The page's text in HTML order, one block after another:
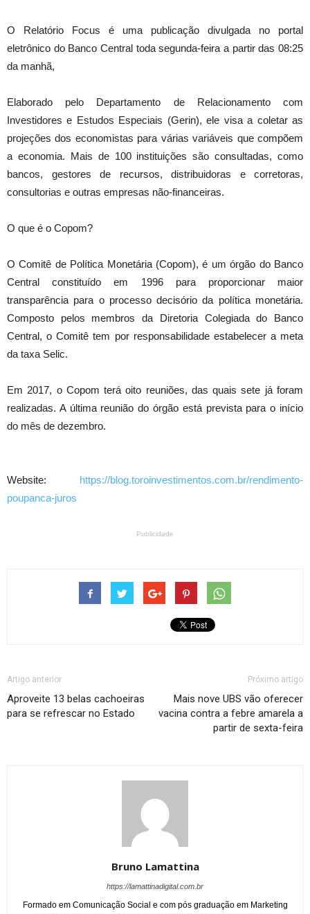
O Relatório Focus é uma publicação divulgada no portal
eletrônico do Banco Central toda segunda-feira a partir das 08:25
da manhã,
Elaborado pelo Departamento de Relacionamento com
Investidores e Estudos Especiais (Gerin), ele visa a coletar as
projeções dos economistas para várias variáveis que compõem
a economia. Mais de 100 instituições são consultadas, como
bancos, gestores de recursos, distribuidoras e corretoras,
consultorias e outras empresas não-financeiras.
O que é o Copom?
O Comitê de Política Monetária (Copom), é um órgão do Banco
Central constituído em 1996 para proporcionar maior
transparência para o processo decisório da política monetária.
Composto pelos membros da Diretoria Colegiada do Banco
Central, o Comitê tem por responsabilidade estabelecer a meta
da taxa Selic.
Em 2017, o Copom terá oito reuniões, das quais sete já foram
realizadas. A última reunião do órgão está prevista para o início
do mês de dezembro.
Website: https://blog.toroinvestimentos.com.br/rendimento-
poupanca-juros
Publicidade
Artigo anterior
Aproveite 13 belas cachoeiras
para se refrescar no Estado
Próximo artigo
Mais nove UBS vão oferecer
vacina contra a febre amarela a
partir de sexta-feira
Bruno Lamattina
https://lamattinadigital.com.br
Formado em Comunicação Social e com pós graduação em Marketing